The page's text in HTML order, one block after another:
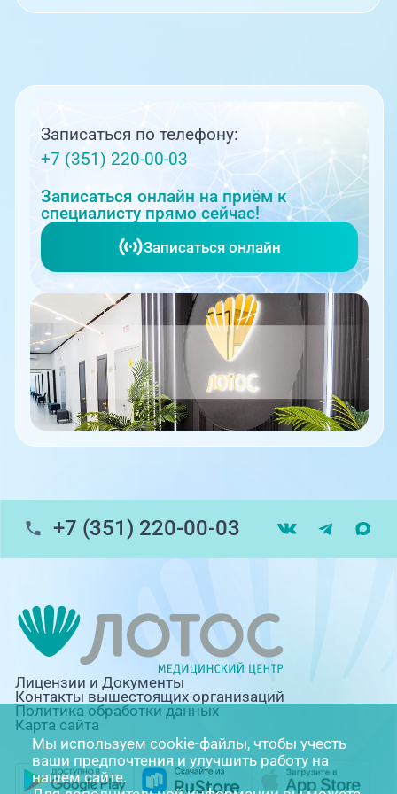
Записаться по телефону:
+7 (351) 220-00-03
Записаться онлайн на приём к
специалисту прямо сейчас!
Записаться онлайн
+7 (351) 220-00-03
Лицензии и Документы
Контакты вышестоящих организаций
Политика обработки данных
Карта сайта
Мы используем cookie-файлы, чтобы учесть
ваши предпочтения и улучшить работу на
нашем сайте.